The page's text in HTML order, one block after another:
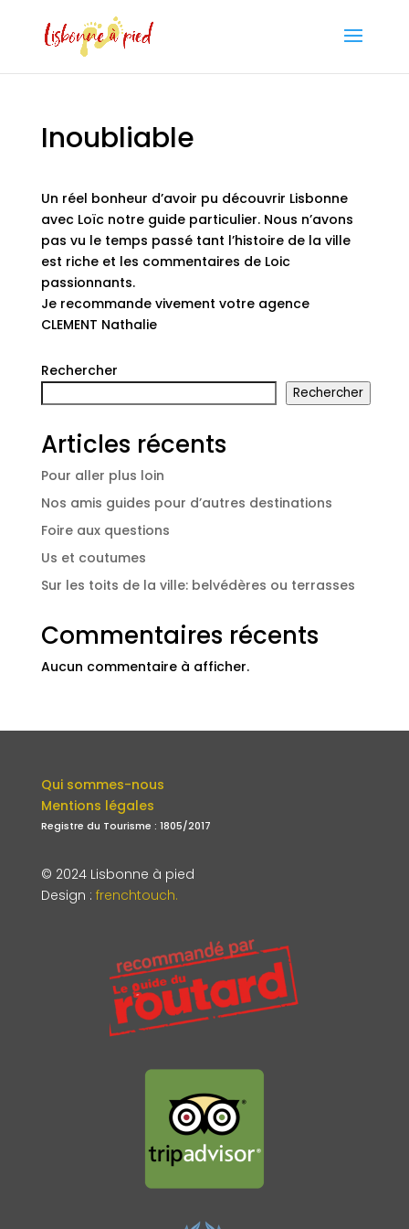
Inoubliable
Un réel bonheur d’avoir pu découvrir Lisbonne
avec Loïc notre guide particulier. Nous n’avons
pas vu le temps passé tant l’histoire de la ville
est riche et les commentaires de Loic
passionnants.
Je recommande vivement votre agence
CLEMENT Nathalie
Rechercher
Rechercher
Articles récents
Pour aller plus loin
Nos amis guides pour d’autres destinations
Foire aux questions
Us et coutumes
Sur les toits de la ville: belvédères ou terrasses
Commentaires récents
Aucun commentaire à afficher.
Qui sommes-nous
Mentions légales
Registre du Tourisme : 1805/2017
© 2024 Lisbonne à pied
Design : frenchtouch.